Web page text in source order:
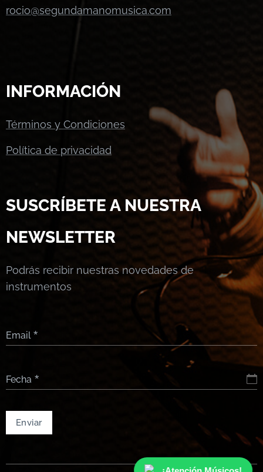
rocio@segundamanomusica.com
INFORMACIÓN
Términos y Condiciones
Política de privacidad
SUSCRÍBETE A NUESTRA
NEWSLETTER
Podrás recibir nuestras novedades de
instrumentos
Email
Fecha
Enviar